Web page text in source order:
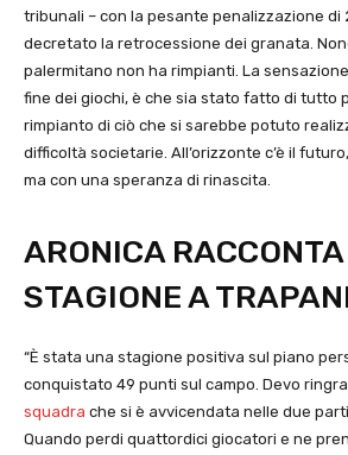
tribunali – con la pesante penalizzazione di
decretato la retrocessione dei granata.
palermitano non ha rimpianti. La
fine dei giochi, è che sia stato fatto di tutto
rimpianto di ciò che si sarebbe potuto
difficoltà societarie. All’orizzonte c’è il
ma con una speranza di rinascita.
ARONICA
STAGIONE A
“È stata una stagione positiva sul piano
conquistato 49 punti sul campo. Devo
squadra che si è avvicendata nelle due
Quando perdi quattordici giocatori e ne